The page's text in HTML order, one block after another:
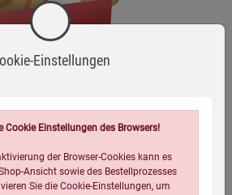
Einstellungen
Cookie Einstellungen des Browsers!
der Browser-Cookies kann es
Ansicht sowie des Bestellprozesses
Sie die Cookie-Einstellungen, um